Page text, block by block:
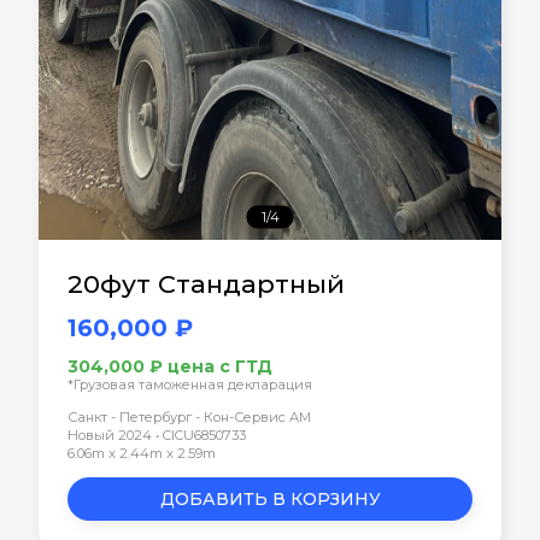
1/4
20фут Стандартный
160,000 ₽
304,000 ₽ цена с ГТД
*Грузовая таможенная декларация
Санкт - Петербург - Кон-Сервис АМ
Новый 2024 • CICU6850733
6.06m x 2.44m x 2.59m
ДОБАВИТЬ В КОРЗИНУ